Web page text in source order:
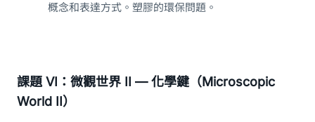
概念和表達方式。塑膠的環保問題。
課題 VI：微觀世界 II — 化學鍵（Microscopic
World II）